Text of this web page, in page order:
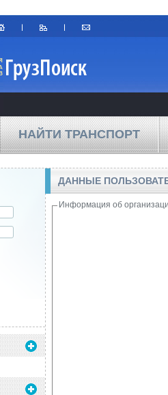
НАЙТИ ТРАНСПОРТ
ДАННЫЕ
Информация об